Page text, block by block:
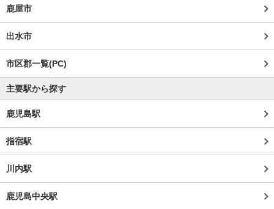
鹿屋市
出水市
市区郡一覧(PC)
主要駅から探す
鹿児島駅
指宿駅
川内駅
鹿児島中央駅